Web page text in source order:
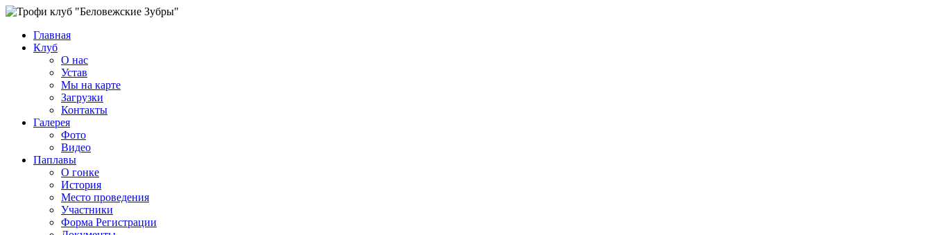
Главная
Клуб
О нас
Устав
Мы на карте
Загрузки
Контакты
Галерея
Фото
Видео
Паплавы
О гонке
История
Место проведения
Участники
Форма Регистрации